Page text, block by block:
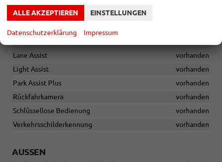
Front Assist inkl. City Emergency Brake mit Fußgänger- und
Radfahrererkennung
Front Cross Traffic Assist
Lane Assist
vorhanden
Light Assist
vorhanden
Park Assist Plus
vorhanden
Rückfahrkamera
vorhanden
Schlüssellose Bedienung
vorhanden
Verkehrsschilderkennung
vorhanden
AUSSEN
ALLE AKZEPTIEREN EINSTELLUNGEN
Datenschutzerklärung Impressum